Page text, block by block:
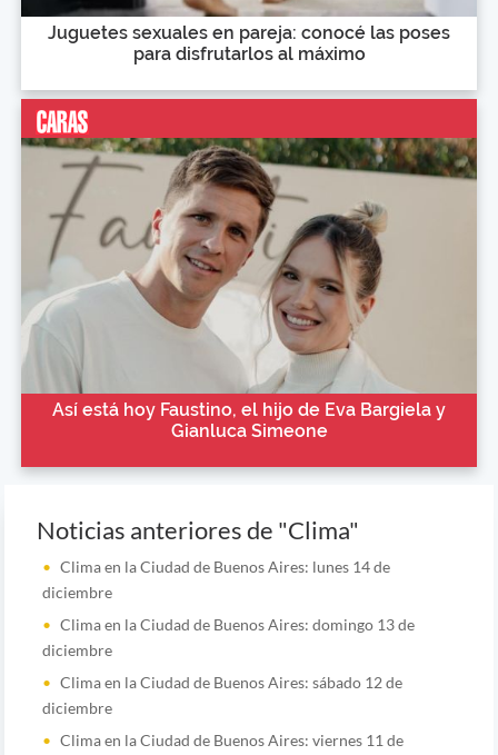
Juguetes sexuales en pareja: conocé las poses
para disfrutarlos al máximo
Así está hoy Faustino, el hijo de Eva Bargiela y
Gianluca Simeone
Noticias anteriores de "Clima"
Clima en la Ciudad de Buenos Aires: lunes 14 de
diciembre
Clima en la Ciudad de Buenos Aires: domingo 13 de
diciembre
Clima en la Ciudad de Buenos Aires: sábado 12 de
diciembre
Clima en la Ciudad de Buenos Aires: viernes 11 de